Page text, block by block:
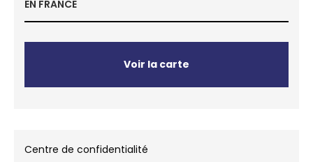
EN FRANCE
Voir la carte
Centre de confidentialité